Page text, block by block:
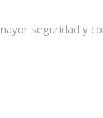
seguridad y